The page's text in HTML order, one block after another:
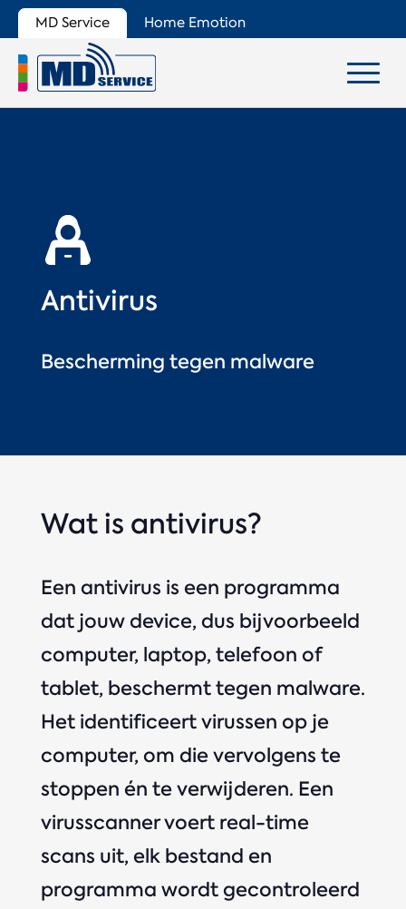
MD Service Home Emotion
Antivirus
Bescherming tegen malware
Wat is antivirus?
Een antivirus is een programma
dat jouw device, dus bijvoorbeeld
computer, laptop, telefoon of
tablet, beschermt tegen malware.
Het identificeert virussen op je
computer, om die vervolgens te
stoppen én te verwijderen. Een
virusscanner voert real-time
scans uit, elk bestand en
programma wordt gecontroleerd